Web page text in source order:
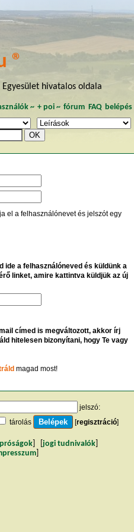
®
hivatalos oldala
~ + poi~ fórum FAQ belépés
el a felhasználónevet és jelszót egy
ide a felhasználóneved és küldünk a
linket, amire kattintva küldjük az új
címed is megváltozott, akkor írj
hitelesen bizonyítani, hogy Te vagy
magad most!
jelszó:
tárolás
[regisztráció]
jogi tudnivalók
]